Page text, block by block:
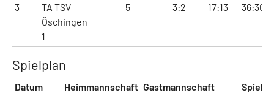
3
TA TSV
Öschingen
1
5 3:2 17:13 36:30
Spielplan
Datum Heimmannschaft Gastmannschaft